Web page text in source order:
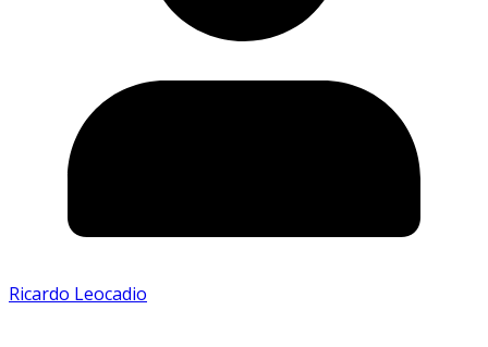
Ricardo Leocadio